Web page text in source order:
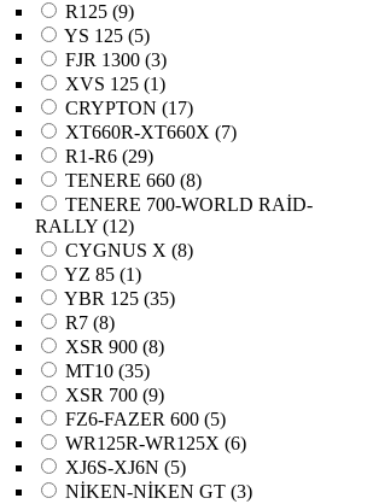
R125 (9)
YS 125 (5)
FJR 1300 (3)
XVS 125 (1)
CRYPTON (17)
XT660R-XT660X (7)
R1-R6 (29)
TENERE 660 (8)
TENERE 700-WORLD RAİD-
RALLY (12)
CYGNUS X (8)
YZ 85 (1)
YBR 125 (35)
R7 (8)
XSR 900 (8)
MT10 (35)
XSR 700 (9)
FZ6-FAZER 600 (5)
WR125R-WR125X (6)
XJ6S-XJ6N (5)
NİKEN-NİKEN GT (3)